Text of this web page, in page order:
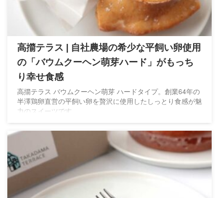
高擶テラス | 自社農場の希少な平飼い卵使用
の「バウムクーヘン萌芽ハード」がもっち
り幸せ食感
高擶テラス バウムクーヘン萌芽 ハードタイプ。創業64年の
半澤鶏卵直営の平飼い卵を贅沢に使用したしっとり食感が魅
力のスイーツです。